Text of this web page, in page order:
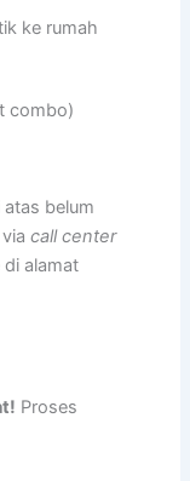
ke rumah
combo)
belum
viacall center
alamat
Proses